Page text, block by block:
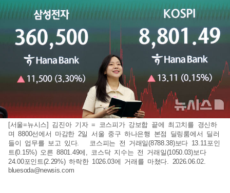
[서울=뉴시스] 김진아 기자 = 코스피가 강보합 끝에 최고치를 경신하
며 8800선에서 마감한 2일 서울 중구 하나은행 본점 딜링룸에서 딜러
들이 업무를 보고 있다. 코스피는 전 거래일(8788.38)보다 13.11포인
트(0.15%) 오른 8801.49에, 코스닥 지수는 전 거래일(1050.03)보다
24.00포인트(2.29%) 하락한 1026.03에 거래를 마쳤다. 2026.06.02.
bluesoda@newsis.com